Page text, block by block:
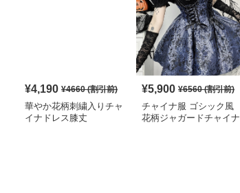
¥4,190 ¥4660(割引前)
華やか花柄刺繍入りチャ
イナドレス膝丈
¥5,900 ¥6560(割引前)
チャイナ服 ゴシック風
花柄ジャガードチャイナ